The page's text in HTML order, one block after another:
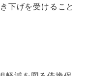
下げを受けること